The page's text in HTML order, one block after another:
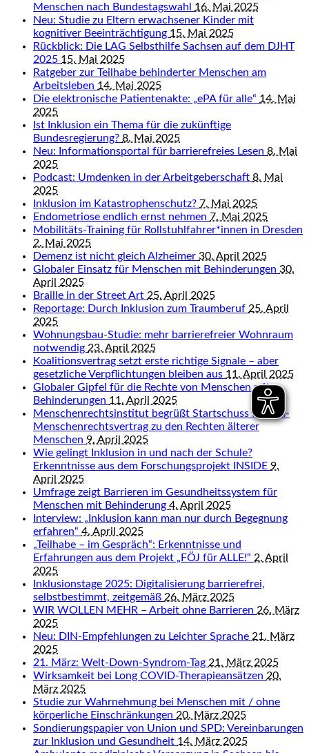
Menschen nach Bundestagswahl 16. Mai 2025
Neu: Studie zu Eltern erwachsener Kinder mit
kognitiver Beeinträchtigung 15. Mai 2025
Rückblick: Die LAG Selbsthilfe Sachsen auf dem DJHT
2025 15. Mai 2025
Ratgeber zur Teilhabe behinderter Menschen am
Arbeitsleben 14. Mai 2025
Die elektronische Patientenakte: „ePA für alle“ 14. Mai
2025
Ist Inklusion ein Thema für die zukünftige
Bundesregierung? 8. Mai 2025
Neu: Informationsportal für barrierefreies Lesen 8. Mai
2025
Podcast: Umdenken in der Arbeitgeberschaft 8. Mai
2025
Inklusion im Katastrophenschutz? 7. Mai 2025
Endometriose endlich ernst nehmen 7. Mai 2025
Mobilitäts-Training für Rollstuhlfahrer*innen in Dresden
2. Mai 2025
Demenz ist nicht gleich Alzheimer 30. April 2025
Globaler Einsatz für Menschen mit Behinderungen 30.
April 2025
Braille in der Street Art 25. April 2025
Reportage: Durch Inklusion zum Traumberuf 25. April
2025
Wohnungsbau-Studie: mehr barrierefreier Wohnraum
notwendig 23. April 2025
Koalitionsvertrag setzt erste richtige Signale – aber
gesetzliche Verpflichtungen bleiben aus 11. April 2025
Globaler Gipfel für die Rechte von Menschen mit
Behinderungen 11. April 2025
Menschenrechtsinstitut begrüßt Startschuss für UN-
Menschenrechtsvertrag zu den Rechten älterer
Menschen 9. April 2025
Wie gelingt Inklusion in und nach der Schule?
Erkenntnisse aus dem Forschungsprojekt INSIDE 9.
April 2025
Umfrage zeigt Barrieren im Gesundheitssystem für
Menschen mit Behinderung 4. April 2025
Interview: „Inklusion kann man nur durch Begegnung
erfahren“ 4. April 2025
„Teilhabe – im Gespräch“: Erkenntnisse und
Erfahrungen aus dem Projekt „FÖJ für ALLE!“ 2. April
2025
Inklusionstage 2025: Digitalisierung barrierefrei,
selbstbestimmt, zeitgemäß 26. März 2025
WIR WOLLEN MEHR – Arbeit ohne Barrieren 26. März
2025
Neu: DIN-Empfehlungen zu Leichter Sprache 21. März
2025
21. März: Welt-Down-Syndrom-Tag 21. März 2025
Wirksamkeit bei Long COVID-Therapieansätzen 20.
März 2025
Studie zur Wahrnehmung bei Menschen mit / ohne
körperliche Einschränkungen 20. März 2025
Sondierungspapier von Union und SPD: Vereinbarungen
zur Inklusion und Gesundheit 14. März 2025